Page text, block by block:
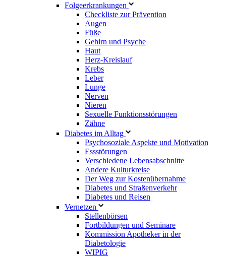
Fol­ge­er­kran­kun­gen
Checkliste zur Prävention
Augen
Füße
Gehirn und Psyche
Haut
Herz-Kreislauf
Krebs
Leber
Lunge
Nerven
Nieren
Sexuelle Funktionsstörungen
Zähne
Diabetes im Alltag
Psychosoziale Aspekte und Motivation
Essstörungen
Verschiedene Lebensabschnitte
Andere Kulturkreise
Der Weg zur Kostenübernahme
Diabetes und Straßenverkehr
Diabetes und Reisen
Vernetzen
Stellenbörsen
Fortbildungen und Seminare
Kommission Apotheker in der
Diabetologie
WIPIG